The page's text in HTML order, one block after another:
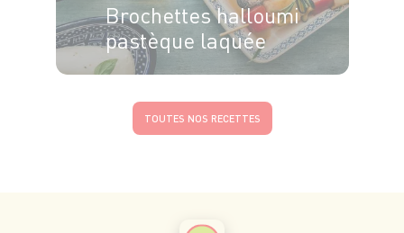
Brochettes halloumi
pastèque laquée
TOUTES NOS RECETTES